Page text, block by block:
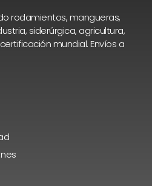
rodamientos, mangueras,
siderúrgica, agricultura,
mundial. Envíos a